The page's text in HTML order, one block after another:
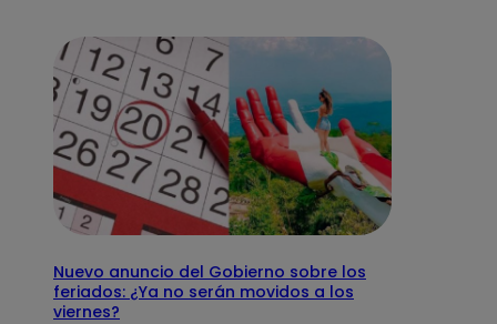
Nuevo anuncio del Gobierno sobre los
feriados: ¿Ya no serán movidos a los
viernes?